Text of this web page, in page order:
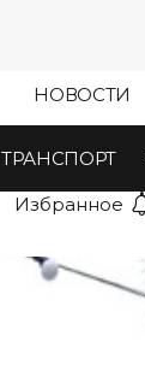
НОВОСТИ
ТРАНСПОРТ
Избранное